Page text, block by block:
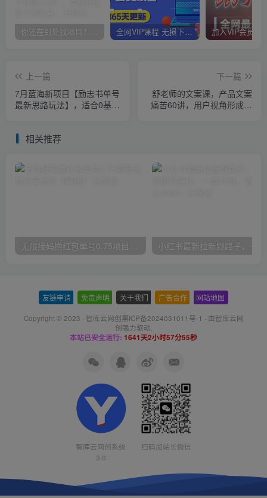
你还在到处找项目？还在当韭菜？我靠卖项目一个月收入5万+，曾经我也是个失败者。 全网VIP课程 无损下载~
上一篇
7月蓝海新项目【励志书单号
最新思路玩法】，适合0基础
下一篇
舒老师的文案课，产品文案
痛苦60讲，用户视角形成正
相关推荐
无限接码撸红包单号0.75项目无偿分享给你【揭秘】
友链申请 免责声明 关于我们 广告合作 网站地图
Copyright © 2023 · 智库云网创黑ICP备2024031011号-1 · 由智库云网
创强力驱动.
本站已安全运行: 1641天2小时57分56秒
智库云网创系统
3.0
扫码加站长微信